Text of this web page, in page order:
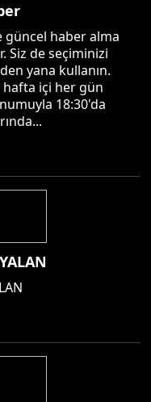
güncel haber alma
Siz de seçiminizi
yana kullanın.
hafta içi her gün
18:30'da